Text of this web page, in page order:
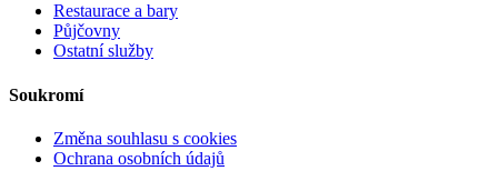
Restaurace a bary
Půjčovny
Ostatní služby
Soukromí
Změna souhlasu s cookies
Ochrana osobních údajů